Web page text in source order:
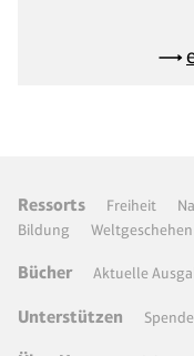
Ressorts Freiheit
Bildung
Weltgeschehen
Bücher Aktuelle
Unterstützen